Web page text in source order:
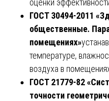
оценки
ГОСТ 30494-2011
общественные.
помещениях»
температуре,
воздуха в
ГОСТ 21779-82
точности